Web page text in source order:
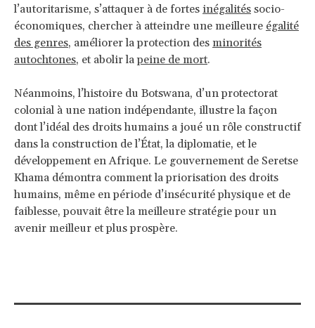
l’autoritarisme, s’attaquer à de fortes inégalités socio-
économiques, chercher à atteindre une meilleure égalité
des genres, améliorer la protection des minorités
autochtones, et abolir lapeine de mort.
Néanmoins, l’histoire du Botswana, d’un protectorat
colonial à une nation indépendante, illustre la façon
dont l’idéal des droits humains a joué un rôle constructif
dans la construction de l’État, la diplomatie, et le
développement en Afrique. Le gouvernement de Seretse
Khama démontra comment la priorisation des droits
humains, même en période d’insécurité physique et de
faiblesse, pouvait être la meilleure stratégie pour un
avenir meilleur et plus prospère.